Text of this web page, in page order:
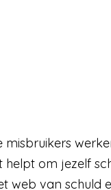
helpt om jezelf
web van schuld